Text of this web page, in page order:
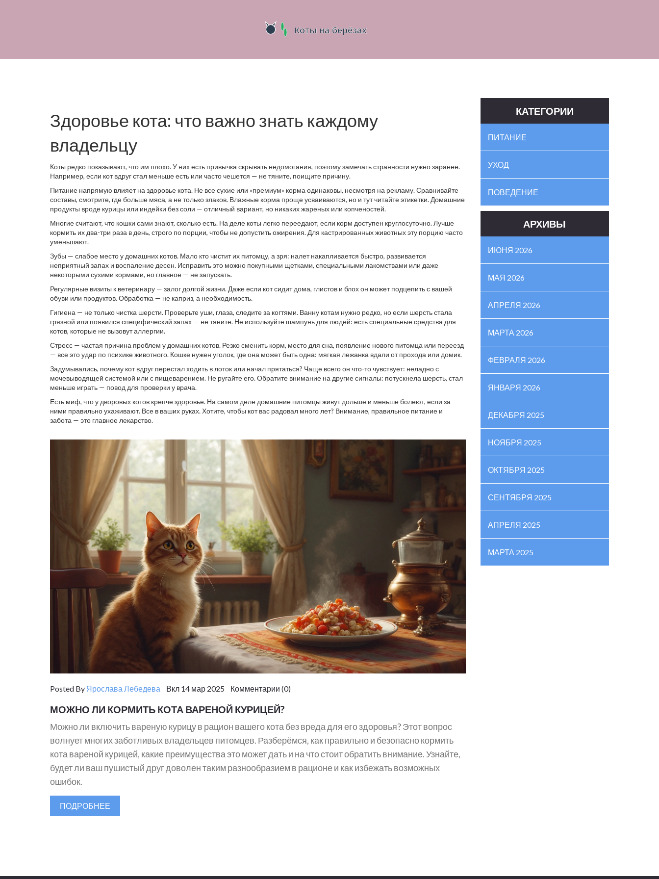
Здоровье кота: что важно знать каждому
владельцу
Коты редко показывают, что им плохо. У них есть привычка скрывать недомогания, поэтому замечать странности нужно заранее.
Например, если кот вдруг стал меньше есть или часто чешется — не тяните, поищите причину.
Питание напрямую влияет на здоровье кота. Не все сухие или «премиум» корма одинаковы, несмотря на рекламу. Сравнивайте
составы, смотрите, где больше мяса, а не только злаков. Влажные корма проще усваиваются, но и тут читайте этикетки. Домашние
продукты вроде курицы или индейки без соли — отличный вариант, но никаких жареных или копченостей.
Многие считают, что кошки сами знают, сколько есть. На деле коты легко переедают, если корм доступен круглосуточно. Лучше
кормить их два-три раза в день, строго по порции, чтобы не допустить ожирения. Для кастрированных животных эту порцию часто
уменьшают.
Зубы — слабое место у домашних котов. Мало кто чистит их питомцу, а зря: налет накапливается быстро, развивается
неприятный запах и воспаление десен. Исправить это можно покупными щетками, специальными лакомствами или даже
некоторыми сухими кормами, но главное — не запускать.
Регулярные визиты к ветеринару — залог долгой жизни. Даже если кот сидит дома, глистов и блох он может подцепить с вашей
обуви или продуктов. Обработка — не каприз, а необходимость.
Гигиена — не только чистка шерсти. Проверьте уши, глаза, следите за когтями. Ванну котам нужно редко, но если шерсть стала
грязной или появился специфический запах — не тяните. Не используйте шампунь для людей: есть специальные средства для
котов, которые не вызовут аллергии.
Стресс — частая причина проблем у домашних котов. Резко сменить корм, место для сна, появление нового питомца или переезд
— все это удар по психике животного. Кошке нужен уголок, где она может быть одна: мягкая лежанка вдали от прохода или домик.
Задумывались, почему кот вдруг перестал ходить в лоток или начал прятаться? Чаще всего он что-то чувствует: неладно с
мочевыводящей системой или с пищеварением. Не ругайте его. Обратите внимание на другие сигналы: потускнела шерсть, стал
меньше играть — повод для проверки у врача.
Есть миф, что у дворовых котов крепче здоровье. На самом деле домашние питомцы живут дольше и меньше болеют, если за
ними правильно ухаживают. Все в ваших руках. Хотите, чтобы кот вас радовал много лет? Внимание, правильное питание и
забота — это главное лекарство.
Posted By Ярослава Лебедева Вкл 14 мар 2025 Комментарии (0)
МОЖНО ЛИ КОРМИТЬ КОТА ВАРЕНОЙ КУРИЦЕЙ?
Можно ли включить вареную курицу в рацион вашего кота без вреда для его здоровья? Этот вопрос
волнует многих заботливых владельцев питомцев. Разберёмся, как правильно и безопасно кормить
кота вареной курицей, какие преимущества это может дать и на что стоит обратить внимание. Узнайте,
будет ли ваш пушистый друг доволен таким разнообразием в рационе и как избежать возможных
ошибок.
ПОДРОБНЕЕ
КАТЕГОРИИ
ПИТАНИЕ
УХОД
ПОВЕДЕНИЕ
АРХИВЫ
ИЮНЯ 2026
МАЯ 2026
АПРЕЛЯ 2026
МАРТА 2026
ФЕВРАЛЯ 2026
ЯНВАРЯ 2026
ДЕКАБРЯ 2025
НОЯБРЯ 2025
ОКТЯБРЯ 2025
СЕНТЯБРЯ 2025
АПРЕЛЯ 2025
МАРТА 2025